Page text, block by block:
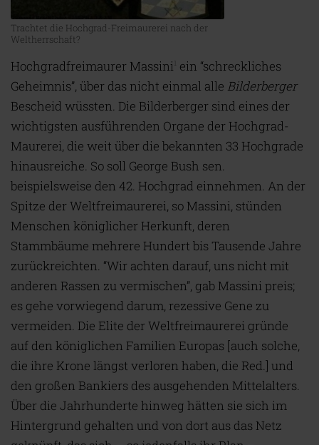
Trachtet die Hochgrad-Freimaurerei nach der
Weltherrschaft?
Hochgradfreimaurer Massini ein “schreckliches
Geheimnis”, über das nicht einmal alle Bilderberger
Bescheid wüssten. Die Bilderberger sind eines der
wichtigsten ausführenden Organe der Hochgrad-
Maurerei, die weit über die bekannten 33 Hochgrade
hinausreiche. So soll George Bush sen.
beispielsweise den 42. Hochgrad einnehmen. An der
Spitze der Weltfreimaurerei, so Massini, stünden
Menschen königlicher Herkunft, deren
Stammbäume mehrere Hundert bis Tausende Jahre
zurückreichten. “Wir achten darauf, uns nicht mit
anderen Rassen zu vermischen”, gab Massini preis;
es gehe vorwiegend darum, rezessive Gene zu
vermeiden. Die Elite der Weltfreimaurerei gründe
auf den königlichen Familien Europas [auch solche,
die ihre Krone längst verloren haben, die Red.] und
den großen Bankiers des ausgehenden Mittelalters.
Über die Jahrhunderte hinweg hätten sie sich im
Hintergrund gehalten und von dort aus das Netz